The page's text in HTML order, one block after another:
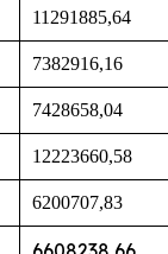
11291885,64
7382916,16
7428658,04
12223660,58
6200707,83